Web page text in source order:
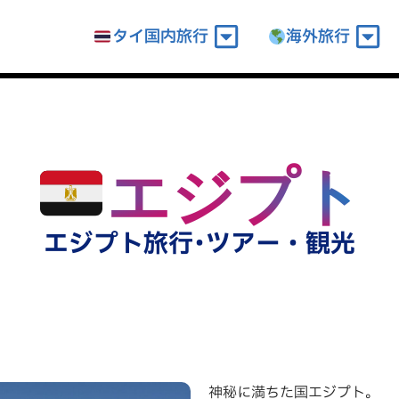
タイ国内旅行 海外旅行
エジプト
エジプト旅行･ツアー・観光
神秘に満ちた国エジプト。